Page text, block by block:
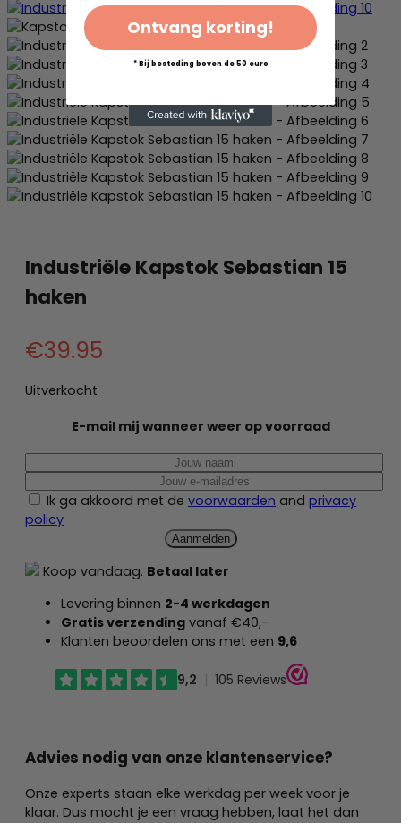
Industriële Kapstok Sebastian 15
haken
€39.95
Uitverkocht
E-mail mij wanneer weer op voorraad
Ik ga akkoord met de voorwaarden and privacy
policy
Koop vandaag. Betaal later
Levering binnen 2-4 werkdagen
Gratis verzending vanaf €40,-
Klanten beoordelen ons met een 9,6
Advies nodig van onze klantenservice?
Onze experts staan elke werkdag per week voor je
klaar. Dus mocht je een vraag hebben, laat het dan
Ontvang korting!
* Bij besteding boven de 50 euro